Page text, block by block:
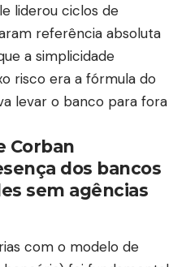
liderou ciclos de
referência absoluta
a simplicidade
risco era a fórmula do
levar o banco para fora
Corban
dos bancos
sem agências
com o modelo de